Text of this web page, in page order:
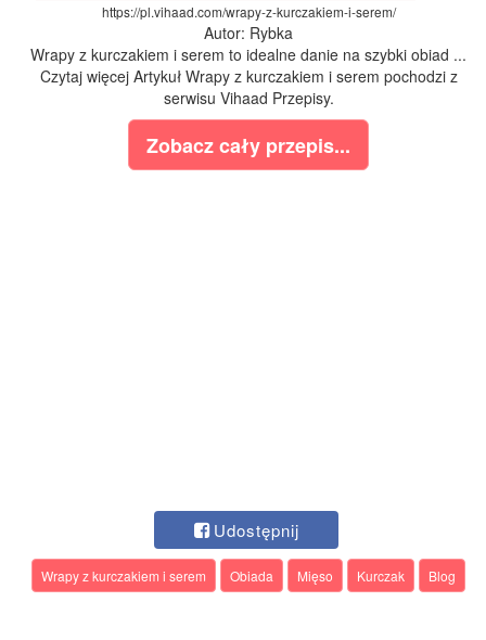
https://pl.vihaad.com/wrapy-z-kurczakiem-i-serem/
Autor: Rybka
Wrapy z kurczakiem i serem to idealne danie na szybki obiad ...
Czytaj więcej Artykuł Wrapy z kurczakiem i serem pochodzi z
serwisu Vihaad Przepisy.
Zobacz cały przepis...
Udostępnij
Wrapy z kurczakiem i serem Obiada Mięso Kurczak Blog